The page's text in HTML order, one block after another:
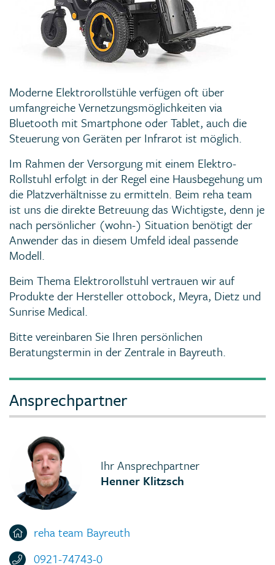
Moderne Elektrorollstühle verfügen oft über
umfangreiche Vernetzungsmöglichkeiten via
Bluetooth mit Smartphone oder Tablet, auch die
Steuerung von Geräten per Infrarot ist möglich.
Im Rahmen der Versorgung mit einem Elektro-
Rollstuhl erfolgt in der Regel eine Hausbegehung um
die Platzverhältnisse zu ermitteln. Beim reha team
ist uns die direkte Betreuung das Wichtigste, denn je
nach persönlicher (wohn-) Situation benötigt der
Anwender das in diesem Umfeld ideal passende
Modell.
Beim Thema Elektrorollstuhl vertrauen wir auf
Produkte der Hersteller ottobock, Meyra, Dietz und
Sunrise Medical.
Bitte vereinbaren Sie Ihren persönlichen
Beratungstermin in der Zentrale in Bayreuth.
Ansprechpartner
Ihr Ansprechpartner
Henner Klitzsch
reha team Bayreuth
0921-74743-0